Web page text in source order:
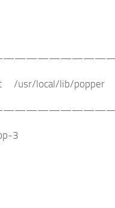
/usr/local/lib/popper
3